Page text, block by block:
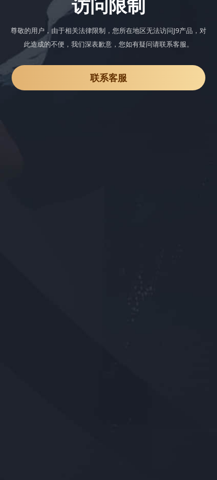
尊敬的用户，由于相关法律限制，您所在地区无法访问J9产品，对
此造成的不便，我们深表歉意，您如有疑问请联系客服。
联系客服